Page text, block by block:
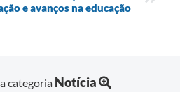
e avanços na educação
categoria Notícia